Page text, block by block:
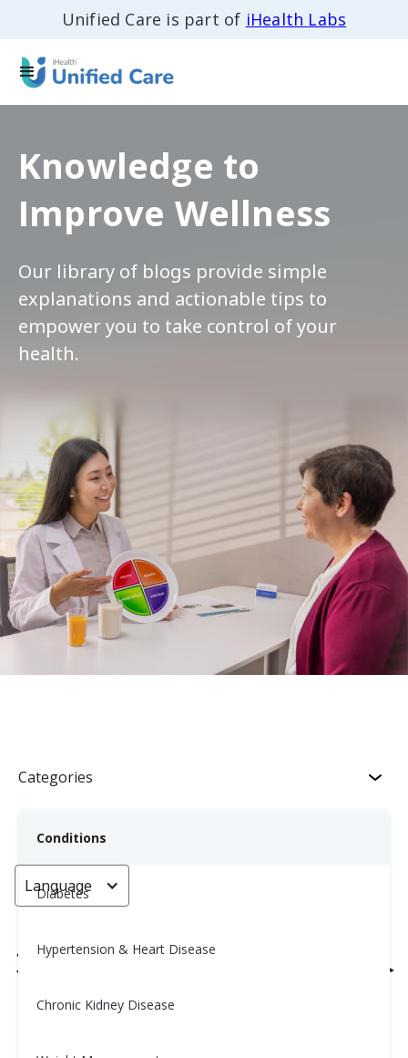
Unified Care is part of iHealth Labs
Knowledge to
Improve Wellness
Our library of blogs provide simple
explanations and actionable tips to
empower you to take control of your
health.
Categories
Conditions
Diabetes
Hypertension & Heart Disease
Chronic Kidney Disease
Language
如何運用SMART目標創造真正持久